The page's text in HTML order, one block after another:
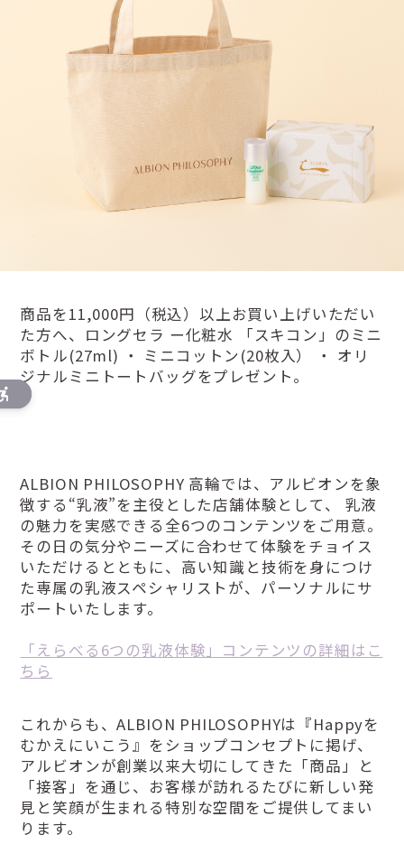
商品を11,000円（税込）以上お買い上げいただい
た方へ、ロングセラ ー化粧水 「スキコン」のミニ
ボトル(27ml) ・ ミニコットン(20枚入） ・ オリ
ジナルミニトートバッグをプレゼント。
ALBION PHILOSOPHY 高輪では、アルビオンを象
徴する“乳液”を主役とした店舗体験として、 乳液
の魅力を実感できる全6つのコンテンツをご用意。
その日の気分やニーズに合わせて体験をチョイス
いただけるとともに、高い知識と技術を身につけ
た専属の乳液スペシャリストが、パーソナルにサ
ポートいたします。
「えらべる6つの乳液体験」コンテンツの詳細はこ
ちら
これからも、ALBION PHILOSOPHYは『Happyを
むかえにいこう』をショップコンセプトに掲げ、
アルビオンが創業以来大切にしてきた「商品」と
「接客」を通じ、お客様が訪れるたびに新しい発
見と笑顔が生まれる特別な空間をご提供してまい
ります。